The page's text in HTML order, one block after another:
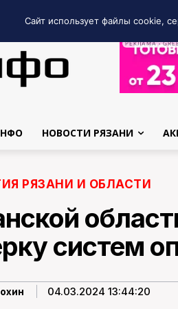
РЕКЛАМА •
НОВОСТИ РЯЗАНИ
РЯЗАНИ И ОБЛАСТИ
систем
04.03.2024 13:44:20
Сайт использует файлы cookie,